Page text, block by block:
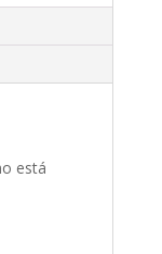
está